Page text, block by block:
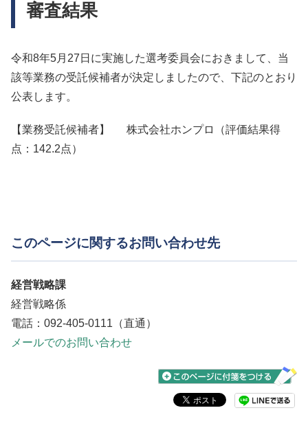
企画提案書等提出期限
査
（予定）
受託候補者選考結果通
知
令和8年6月中旬（予定）
審査結果
令和8年5月27日に実施した選考委員会におきまして、当
該等業務の受託候補者が決定しましたので、下記のとおり
公表します。
【業務受託候補者】 株式会社ホンプロ（評価結果得
点：142.2点）
このページに関するお問い合わせ先
経営戦略課
経営戦略係
電話：092-405-0111（直通）
メールでのお問い合わせ